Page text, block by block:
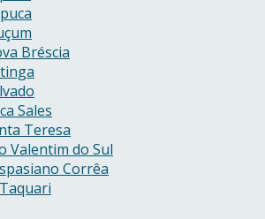
Bréscia
Sales
Teresa
Valentim do Sul
Corrêa